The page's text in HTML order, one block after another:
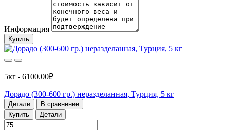
Информация
Купить
5кг - 6100.00₽
Дорадо (300-600 гр.) неразделанная, Турция, 5 кг
Детали
В сравнение
Купить
Детали